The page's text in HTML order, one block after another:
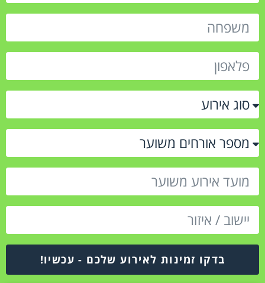
בדקו זמינות לאירוע שלכם - עכשיו!